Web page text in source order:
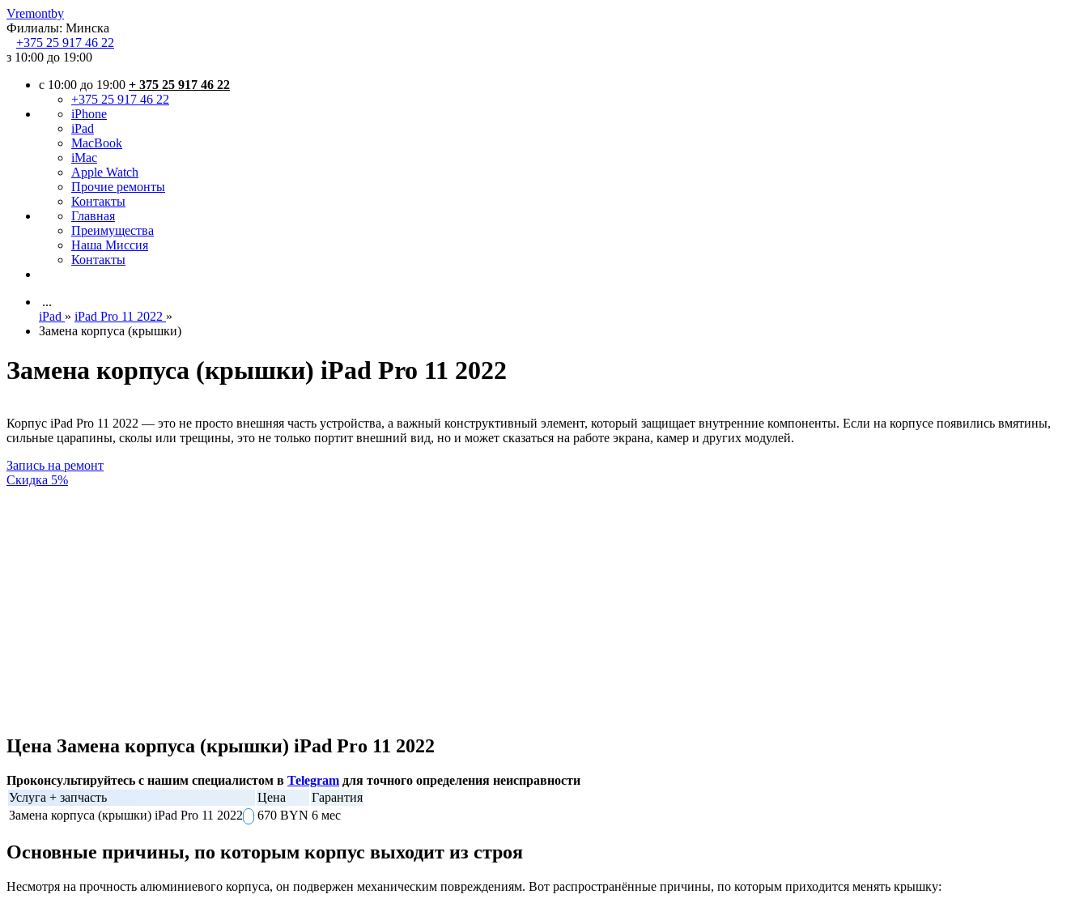
Vremontby
Филиалы: Минска
+375 25 917 46 22
з 10:00 до 19:00
c 10:00 до 19:00 + 375 25 917 46 22
+375 25 917 46 22
iPhone
iPad
MacBook
iMac
Apple Watch
Прочие ремонты
Контакты
Главная
Преимущества
Наша Миссия
Контакты
...
iPad » iPad Pro 11 2022 »
Замена корпуса (крышки)
Замена корпуса (крышки) iPad Pro 11 2022
Корпус iPad Pro 11 2022 — это не просто внешняя часть устройства, а важный конструктивный элемент, который защищает внутренние компоненты. Если на корпусе появились вмятины,
сильные царапины, сколы или трещины, это не только портит внешний вид, но и может сказаться на работе экрана, камер и других модулей.
Запись на ремонт
Скидка 5%
Цена Замена корпуса (крышки) iPad Pro 11 2022
Проконсультируйтесь с нашим специалистом в Telegram для точного определения неисправности
Услуга + запчасть
Цена
Гарантия
Замена корпуса (крышки) iPad Pro 11 2022
670 BYN 6 мес
Основные причины, по которым корпус выходит из строя
Несмотря на прочность алюминиевого корпуса, он подвержен механическим повреждениям. Вот распространённые причины, по которым приходится менять крышку: